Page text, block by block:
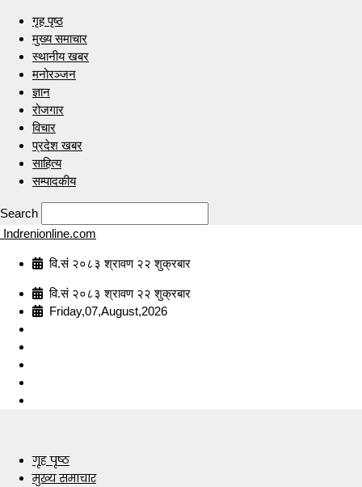
गृह पृष्ठ
मुख्य समाचार
स्थानीय खबर
मनोरञ्जन
ज्ञान
रोजगार
विचार
प्रदेश खबर
साहित्य
सम्पादकीय
Search
Indrenionline.com
वि.सं २०८३ श्रावण २२ शुक्रबार
वि.सं २०८३ श्रावण २२ शुक्रबार
Friday,07,August,2026
गृह पृष्ठ
मुख्य समाचार